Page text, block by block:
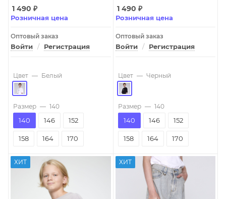
1 490 ₽
Розничная цена
Оптовый заказ
Войти / Регистрация
Цвет — Белый
Размер — 140
140 146 152
158 164 170
1 490 ₽
Розничная цена
Оптовый заказ
Войти / Регистрация
Цвет — Черный
Размер — 140
140 146 152
158 164 170
ХИТ ХИТ